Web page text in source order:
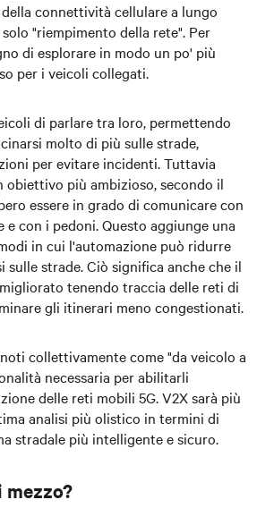
connettività cellulare a lungo
"riempimento della rete". Per
di esplorare in modo un po' più
per i veicoli collegati.
di parlare tra loro, permettendo
molto di più sulle strade,
per evitare incidenti. Tuttavia
più ambizioso, secondo il
essere in grado di comunicare con
con i pedoni. Questo aggiunge una
in cui l'automazione può ridurre
sulle strade. Ciò significa anche che il
tenendo traccia delle reti di
gli itinerari meno congestionati.
collettivamente come "da veicolo a
necessaria per abilitarli
delle reti mobili 5G. V2X sarà più
analisi più olistico in termini di
stradale più intelligente e sicuro.
mezzo?